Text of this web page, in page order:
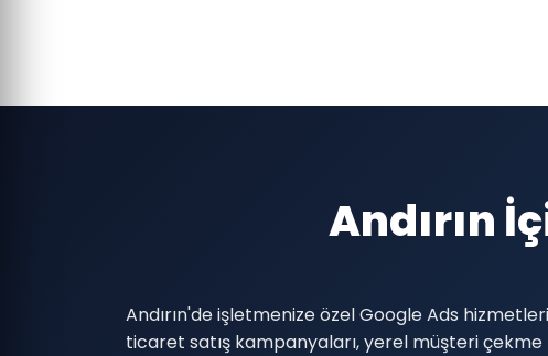
Andırın
Andırın'de işletmenize özel Google Ads
ticaret satış kampanyaları, yerel müşteri